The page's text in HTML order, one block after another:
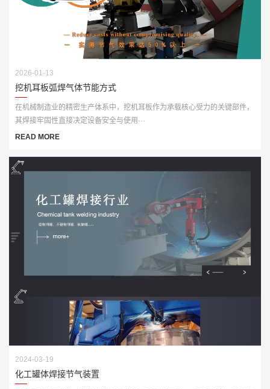
2026-01-13
挖机耳板弧焊气体节能方式
在机械制造业的精密生产体系中，挖机耳板作为承载核心受力的关键部件，
其焊接牢固性直接决定设备安全与使用···
READ MORE
2024-03-19
化工罐体焊接节气装置